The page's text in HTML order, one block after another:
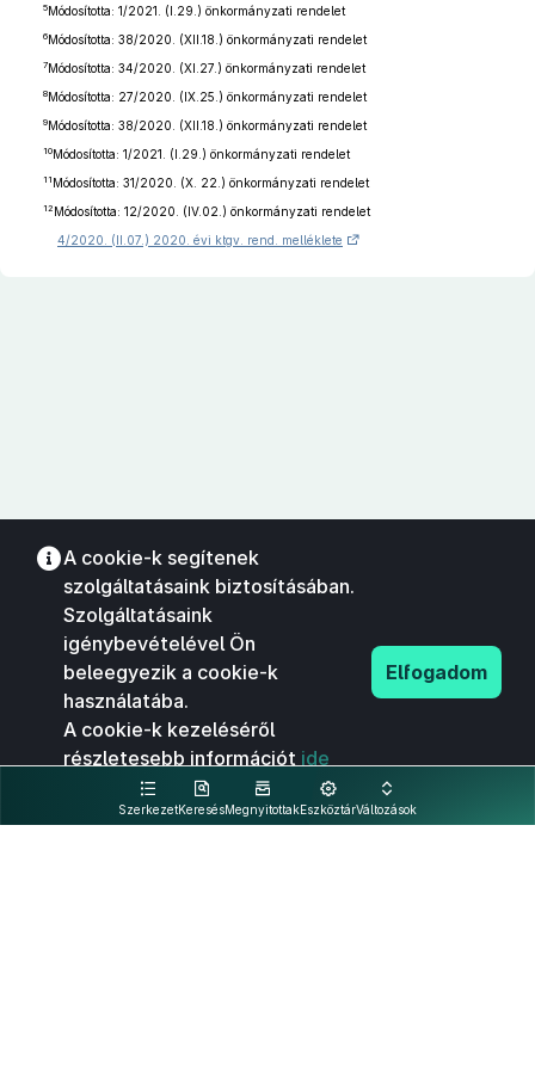
5Módosította: 1/2021. (I.29.) önkormányzati rendelet
6Módosította: 38/2020. (XII.18.) önkormányzati rendelet
7Módosította: 34/2020. (XI.27.) önkormányzati rendelet
8Módosította: 27/2020. (IX.25.) önkormányzati rendelet
9Módosította: 38/2020. (XII.18.) önkormányzati rendelet
10Módosította: 1/2021. (I.29.) önkormányzati rendelet
11 Módosította: 31/2020. (X. 22.) önkormányzati rendelet
12 Módosította: 12/2020. (IV.02.) önkormányzati rendelet
4/2020. (II.07.) 2020. évi ktgv. rend. melléklete
SzerkezetKeresésMegnyitottakEszköztárVáltozások
A cookie-k segítenek
szolgáltatásaink biztosításában.
Szolgáltatásaink
igénybevételével Ön
beleegyezik a cookie-k
használatába.
A cookie-k kezeléséről
részletesebb információt ide
kattintva olvashat.
Elfogadom